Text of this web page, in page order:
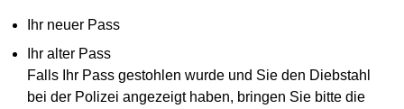
Ihr neuer Pass
Ihr alter Pass
Falls Ihr Pass gestohlen wurde und Sie den Diebstahl
bei der Polizei angezeigt haben, bringen Sie bitte die